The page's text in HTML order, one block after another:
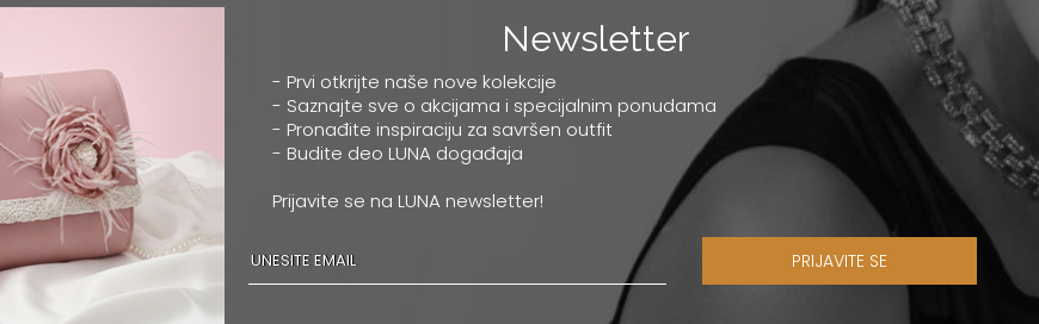
Newsletter
- Prvi otkrijte naše nove kolekcije
- Saznajte sve o akcijama i specijalnim ponudama
- Pronađite inspiraciju za savršen outfit
- Budite deo LUNA događaja
Prijavite se na LUNA newsletter!
PRIJAVITE SE